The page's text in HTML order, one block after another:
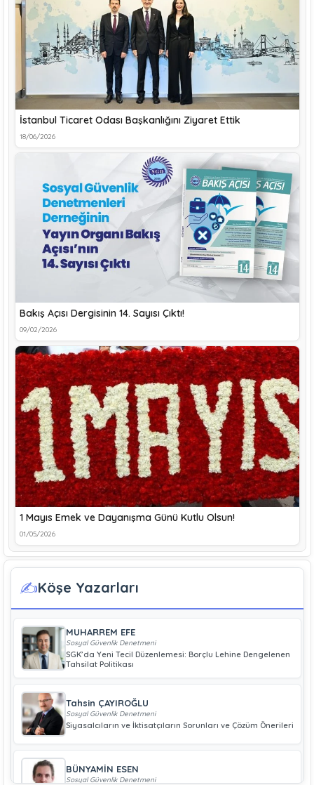
İstanbul Ticaret Odası Başkanlığını Ziyaret Ettik
18/06/2026
Bakış Açısı Dergisinin 14. Sayısı Çıktı!
09/02/2026
1 Mayıs Emek ve Dayanışma Günü Kutlu Olsun!
01/05/2026
✍️Köşe Yazarları
MUHARREM EFE
Sosyal Güvenlik Denetmeni
SGK’da Yeni Tecil Düzenlemesi: Borçlu Lehine Dengelenen
Tahsilat Politikası
Tahsin ÇAYIROĞLU
Sosyal Güvenlik Denetmeni
Siyasalcıların ve İktisatçıların Sorunları ve Çözüm Önerileri
BÜNYAMİN ESEN
Sosyal Güvenlik Denetmeni